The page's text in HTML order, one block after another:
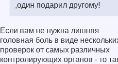
,один подарил другому!
Если вам не нужна лишняя
головная боль в виде
проверок от самых различных
контролирующих органов - то